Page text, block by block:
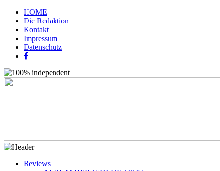
HOME
Die Redaktion
Kontakt
Impressum
Datenschutz
Reviews